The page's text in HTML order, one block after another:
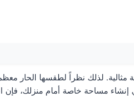
لذلك نظراً لطقسها الحار
مساحة خاصة أمام منزلك، فإن